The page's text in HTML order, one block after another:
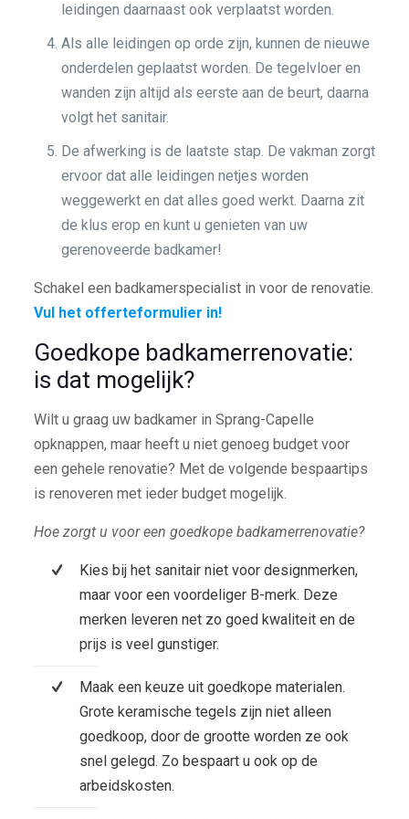
leidingen daarnaast ook verplaatst worden.
Als alle leidingen op orde zijn, kunnen de nieuwe
onderdelen geplaatst worden. De tegelvloer en
wanden zijn altijd als eerste aan de beurt, daarna
volgt het sanitair.
De afwerking is de laatste stap. De vakman zorgt
ervoor dat alle leidingen netjes worden
weggewerkt en dat alles goed werkt. Daarna zit
de klus erop en kunt u genieten van uw
gerenoveerde badkamer!
Schakel een badkamerspecialist in voor de renovatie.
Vul het offerteformulier in!
Goedkope badkamerrenovatie:
is dat mogelijk?
Wilt u graag uw badkamer in Sprang-Capelle
opknappen, maar heeft u niet genoeg budget voor
een gehele renovatie? Met de volgende bespaartips
is renoveren met ieder budget mogelijk.
Hoe zorgt u voor een goedkope badkamerrenovatie?
Kies bij het sanitair niet voor designmerken,
maar voor een voordeliger B-merk. Deze
merken leveren net zo goed kwaliteit en de
prijs is veel gunstiger.
Maak een keuze uit goedkope materialen.
Grote keramische tegels zijn niet alleen
goedkoop, door de grootte worden ze ook
snel gelegd. Zo bespaart u ook op de
arbeidskosten.